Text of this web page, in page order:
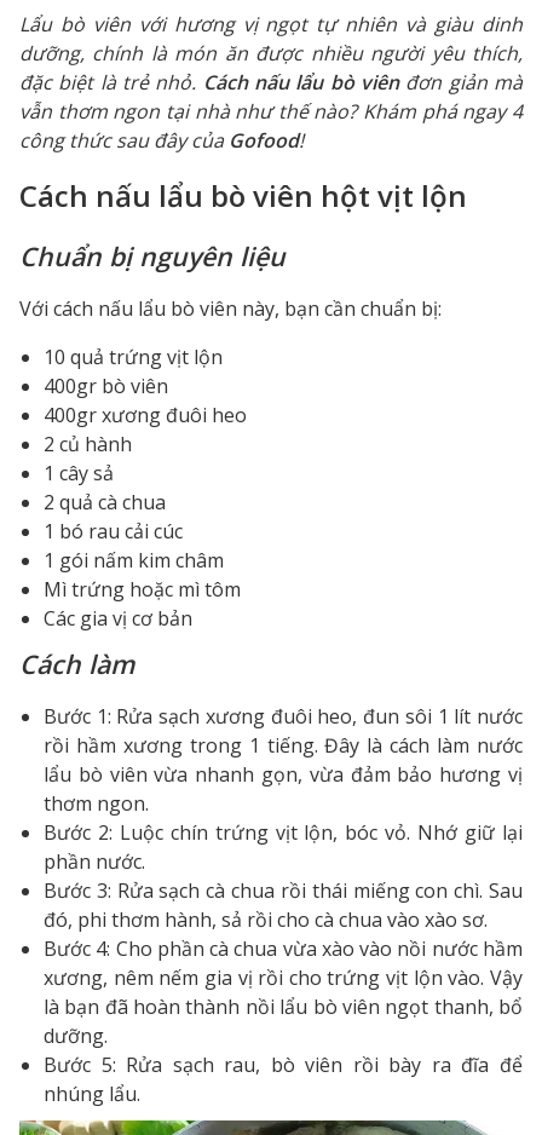
Lẩu bò viên với hương vị ngọt tự nhiên và giàu dinh
dưỡng, chính là món ăn được nhiều người yêu thích,
đặc biệt là trẻ nhỏ. Cách nấu lẩu bò viênđơn giản mà
vẫn thơm ngon tại nhà như thế nào? Khám phá ngay 4
công thức sau đây của Gofood!
Cách nấu lẩu bò viên hột vịt lộn
Chuẩn bị nguyên liệu
Với cách nấu lẩu bò viên này, bạn cần chuẩn bị:
10 quả trứng vịt lộn
400gr bò viên
400gr xương đuôi heo
2 củ hành
1 cây sả
2 quả cà chua
1 bó rau cải cúc
1 gói nấm kim châm
Mì trứng hoặc mì tôm
Các gia vị cơ bản
Cách làm
Bước 1: Rửa sạch xương đuôi heo, đun sôi 1 lít nước
rồi hầm xương trong 1 tiếng. Đây là cách làm nước
lẩu bò viên vừa nhanh gọn, vừa đảm bảo hương vị
thơm ngon.
Bước 2: Luộc chín trứng vịt lộn, bóc vỏ. Nhớ giữ lại
phần nước.
Bước 3: Rửa sạch cà chua rồi thái miếng con chì. Sau
đó, phi thơm hành, sả rồi cho cà chua vào xào sơ.
Bước 4: Cho phần cà chua vừa xào vào nồi nước hầm
xương, nêm nếm gia vị rồi cho trứng vịt lộn vào. Vậy
là bạn đã hoàn thành nồi lẩu bò viên ngọt thanh, bổ
dưỡng.
Bước 5: Rửa sạch rau, bò viên rồi bày ra đĩa để
nhúng lẩu.